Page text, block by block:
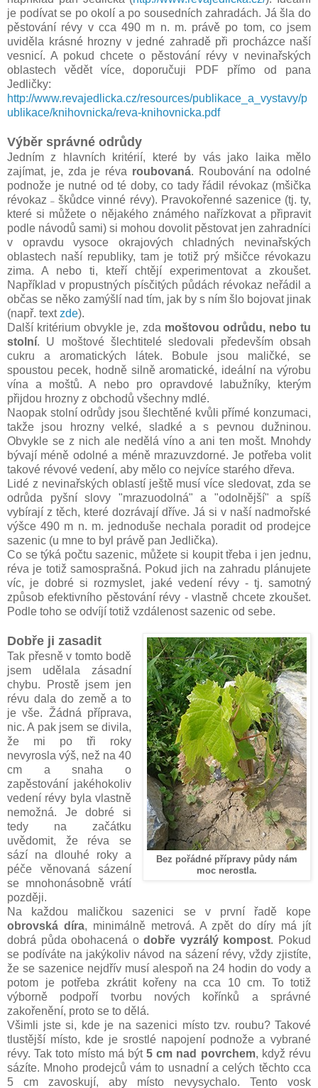
je podívat se po okolí a po sousedních zahradách. Já šla do
pěstování révy v cca 490 m n. m. právě po tom, co jsem
uviděla krásné hrozny v jedné zahradě při procházce naší
vesnicí. A pokud chcete o pěstování révy v nevinařských
oblastech vědět více, doporučuji PDF přímo od pana
Jedličky:
http://www.revajedlicka.cz/resources/publikace_a_vystavy/p
ublikace/knihovnicka/reva-knihovnicka.pdf
Výběr správné odrůdy
Jedním z hlavních kritérií, které by vás jako laika mělo
zajímat, je, zda je réva roubovaná. Roubování na odolné
podnože je nutné od té doby, co tady řádil révokaz (mšička
révokaz– škůdce vinné révy). Pravokořenné sazenice (tj. ty,
které si můžete o nějakého známého nařízkovat a připravit
podle návodů sami) si mohou dovolit pěstovat jen zahradníci
v opravdu vysoce okrajových chladných nevinařských
oblastech naší republiky, tam je totiž prý mšičce révokazu
zima. A nebo ti, kteří chtějí experimentovat a zkoušet.
Například v propustných písčitých půdách révokaz neřádil a
občas se něko zamýšlí nad tím, jak by s ním šlo bojovat jinak
(např. textzde).
Další kritérium obvykle je, zda moštovou odrůdu, nebo tu
stolní. U moštové šlechtitelé sledovali především obsah
cukru a aromatických látek. Bobule jsou maličké, se
spoustou pecek, hodně silně aromatické, ideální na výrobu
vína a moštů. A nebo pro opravdové labužníky, kterým
přijdou hrozny z obchodů všechny mdlé.
Naopak stolní odrůdy jsou šlechtěné kvůli přímé konzumaci,
takže jsou hrozny velké, sladké a s pevnou dužninou.
Obvykle se z nich ale nedělá víno a ani ten mošt. Mnohdy
bývají méně odolné a méně mrazuvzdorné. Je potřeba volit
takové révové vedení, aby mělo co nejvíce starého dřeva.
Lidé z nevinařských oblastí ještě musí více sledovat, zda se
odrůda pyšní slovy "mrazuodolná" a "odolnější" a spíš
vybírají z těch, které dozrávají dříve. Já si v naší nadmořské
výšce 490 m n. m. jednoduše nechala poradit od prodejce
sazenic (u mne to byl právě pan Jedlička).
Co se týká počtu sazenic, můžete si koupit třeba i jen jednu,
réva je totiž samosprašná. Pokud jich na zahradu plánujete
víc, je dobré si rozmyslet, jaké vedení révy - tj. samotný
způsob efektivního pěstování révy - vlastně chcete zkoušet.
Podle toho se odvíjí totiž vzdálenost sazenic od sebe.
Dobře ji zasadit
Bez pořádné přípravy půdy nám
moc nerostla.
Tak přesně v tomto bodě
jsem udělala zásadní
chybu. Prostě jsem jen
révu dala do země a to
je vše. Žádná příprava,
nic. A pak jsem se divila,
že mi po tři roky
nevyrosla výš, než na 40
cm a snaha o
zapěstování jakéhokoliv
vedení révy byla vlastně
nemožná. Je dobré si
tedy na začátku
uvědomit, že réva se
sází na dlouhé roky a
péče věnovaná sázení
se mnohonásobně vrátí
později.
Na každou maličkou sazenici se v první řadě kope
obrovská díra, minimálně metrová. A zpět do díry má jít
dobrá půda obohacená odobře vyzrálý kompost. Pokud
se podíváte na jakýkoliv návod na sázení révy, vždy zjistíte,
že se sazenice nejdřív musí alespoň na 24 hodin do vody a
potom je potřeba zkrátit kořeny na cca 10 cm. To totiž
výborně podpoří tvorbu nových kořínků a správné
zakořenění, proto se to dělá.
Všimli jste si, kde je na sazenici místo tzv. roubu? Takové
tlustější místo, kde je srostlé napojení podnože a vybrané
révy. Tak toto místo má být5 cm nad povrchem, když révu
sázíte. Mnoho prodejců vám to usnadní a celých těchto cca
5 cm zavoskují, aby místo nevysychalo. Tento vosk